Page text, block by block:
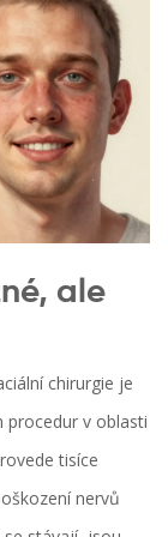
ale
chirurgie je
procedur v oblasti
tisíce
nervů